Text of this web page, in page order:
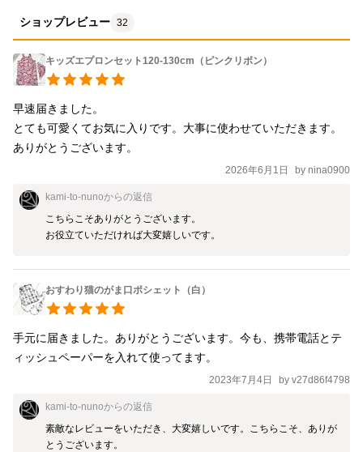
ショップレビュー 32
キッズエプロンセット120-130cm（ピンクリボン）
早速届きました。
とても可愛くてお気に入りです。大事に使わせていただきます。
ありがとうございます。
2026年6月1日 by nina0900
kami-to-nunoからの返信
こちらこそありがとうございます。
お役立ていただければ大変嬉しいです。
おすわり猫のがま口ポシェット（白）
手元に届きました。ありがとうございます。今も、携帯電話とテ
2023年7月4日 by v27d86f4798
kami-to-nunoからの返信
素敵なレビューをいただき、大変嬉しいです。こちらこそ、ありが